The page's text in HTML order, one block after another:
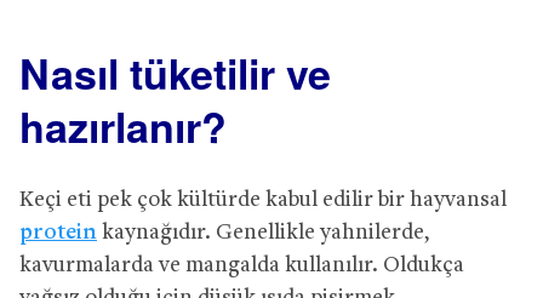
Nasıl tüketilir ve
hazırlanır?
Keçi eti pek çok kültürde kabul edilir bir hayvansal
protein kaynağıdır. Genellikle yahnilerde,
kavurmalarda ve mangalda kullanılır. Oldukça